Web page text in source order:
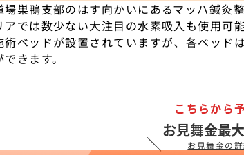
場巣鴨支部のはす向かいにあるマッハ鍼灸整
アでは数少ない大注目の水素吸入も使用可能
術ベッドが設置されていますが、各ベッド
きます。
＼
こちらから
お見舞金最
お見舞金の